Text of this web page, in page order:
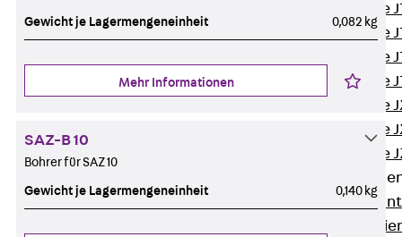
Ankerschiene
Ankerschiene
Ankerschiene
Ankerschiene
Ankerschiene
Ankerschiene
Ankerschiene
Zurück
Gewicht je Lagermengeneinheit 0,082 kg
Mehr Informationen
SAZ-B 10
Bohrer für SAZ 10
Gewicht je Lagermengeneinheit 0,140 kg